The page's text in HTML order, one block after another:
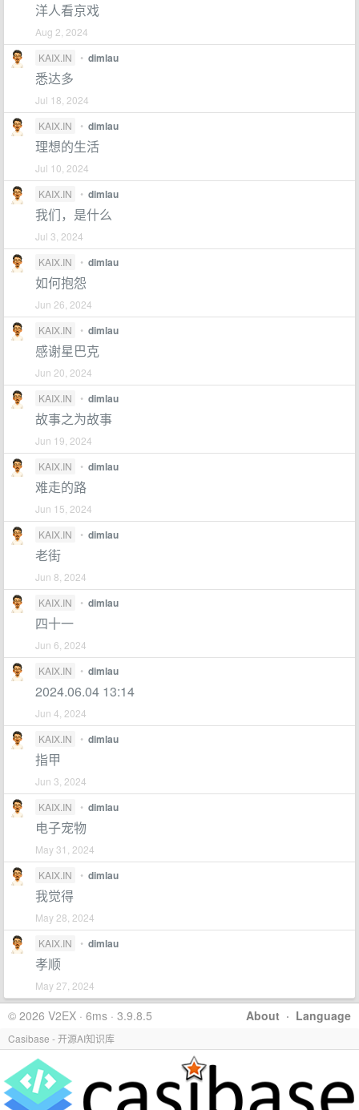
洋人看京戏
Aug 2, 2024
KAIX.IN
• dimlau
悉达多
Jul 18, 2024
KAIX.IN
• dimlau
理想的生活
Jul 10, 2024
KAIX.IN
• dimlau
我们，是什么
Jul 3, 2024
KAIX.IN
• dimlau
如何抱怨
Jun 26, 2024
KAIX.IN
• dimlau
感谢星巴克
Jun 20, 2024
KAIX.IN
• dimlau
故事之为故事
Jun 19, 2024
KAIX.IN
• dimlau
难走的路
Jun 15, 2024
KAIX.IN
• dimlau
老街
Jun 8, 2024
KAIX.IN
• dimlau
四十一
Jun 6, 2024
KAIX.IN
• dimlau
2024.06.04 13:14
Jun 4, 2024
KAIX.IN
• dimlau
指甲
Jun 3, 2024
KAIX.IN
• dimlau
电子宠物
May 31, 2024
KAIX.IN
• dimlau
我觉得
May 28, 2024
KAIX.IN
• dimlau
孝顺
May 27, 2024
About · Language
© 2026 V2EX · 6ms · 3.9.8.5
Casibase - 开源AI知识库